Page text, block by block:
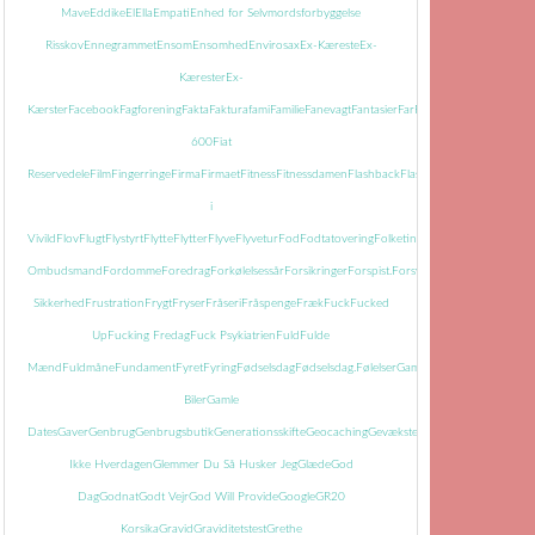
MaveEddikeEl Ella Empati Enhed for Selvmordsforbyggelse
RisskovEnnegrammetEnsomEnsomhed EnvirosaxEx-KæresteEx-
KæresterEx-
KærsterFacebookFagforeningFakta FakturafamiFamilieFanevagtFantasierFarFarmor
600Fiat
ReservedeleFilmFingerringeFirma FirmaetFitnessFitnessdamen FlashbackFlasker
i
Vivild FlovFlugtFlystyrtFlytteFlytterFlyveFlyveturFod FodtatoveringFolketingets
Ombudsmand FordommeForedragForkølelsessårForsikringerForspist.Forsvundet
Sikkerhed Frustration FrygtFryserFråseriFråspengeFrækFuckFucked
Up Fucking FredagFuck Psykiatrien Fuld Fulde
Mænd FuldmåneFundamentFyretFyringFødselsdagFødselsdag.FølelserGamle
BilerGamle
DatesGaverGenbrugGenbrugsbutikGenerationsskifteGeocachingGevækster
Ikke HverdagenGlemmer Du Så Husker JegGlædeGod
DagGodnatGodt VejrGod Will ProvideGoogleGR20
KorsikaGravid GraviditetstestGrethe